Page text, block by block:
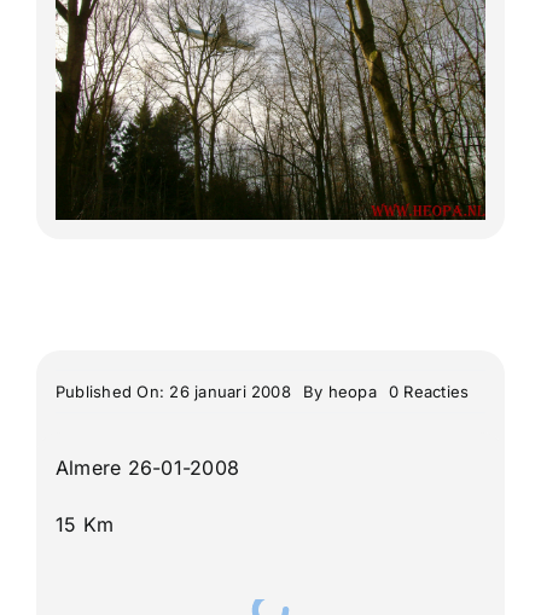
Meerdaagse tochten
Buitenlandse Wandelingen
Recente Wandelingen
Published On: 26 januari 2008 By heopa 0 Reactieson
Almere 26-01-2008
15 Km